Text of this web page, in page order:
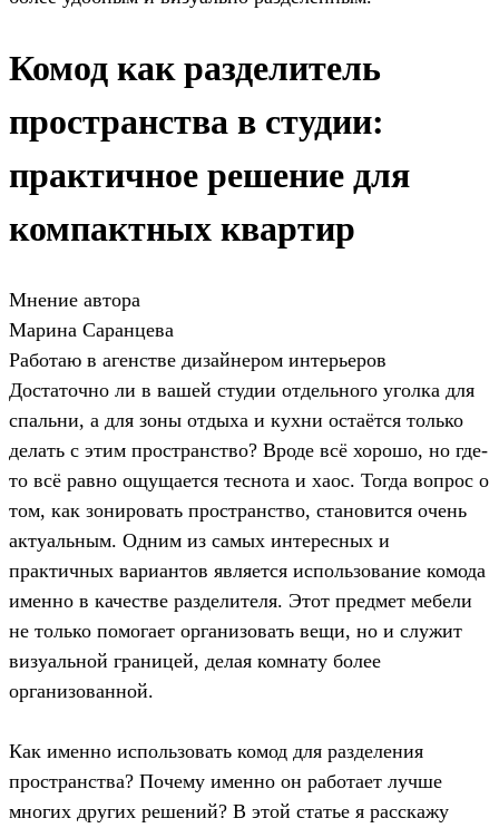
Комод как разделитель
пространства в студии:
практичное решение для
компактных квартир
Мнение автора
Марина Саранцева
Работаю в агенстве дизайнером интерьеров
Достаточно ли в вашей студии отдельного уголка для
спальни, а для зоны отдыха и кухни остаётся только
делать с этим пространство? Вроде всё хорошо, но где-
то всё равно ощущается теснота и хаос. Тогда вопрос о
том, как зонировать пространство, становится очень
актуальным. Одним из самых интересных и
практичных вариантов является использование комода
именно в качестве разделителя. Этот предмет мебели
не только помогает организовать вещи, но и служит
визуальной границей, делая комнату более
организованной.
Как именно использовать комод для разделения
пространства? Почему именно он работает лучше
многих других решений? В этой статье я расскажу